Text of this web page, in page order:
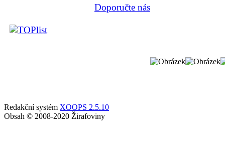
Doporučte nás
Redakční systém XOOPS 2.5.10
Obsah © 2008-2020 Žirafoviny